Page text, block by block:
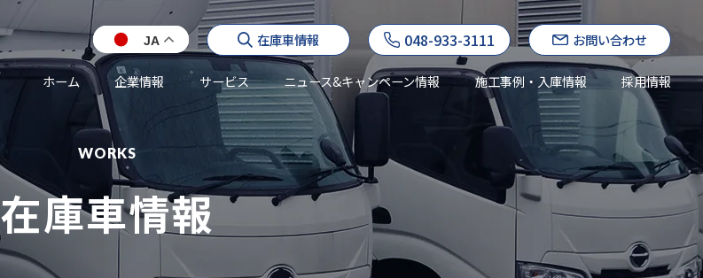
JA 在庫車情報 048-933-3111 お問い合わせ
ホーム 企業情報 サービス ニュース&キャンペーン情報 施工事例・入庫情報 採用情報
WORKS
在庫車情報